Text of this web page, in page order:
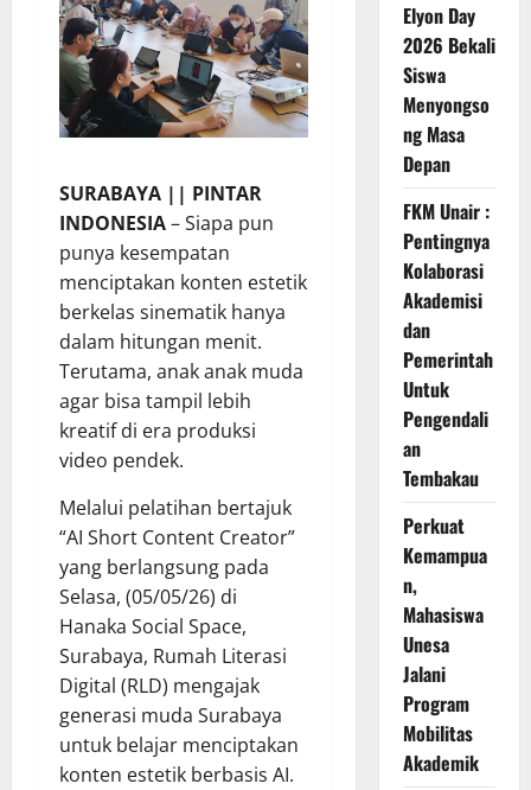
SURABAYA || PINTAR
INDONESIA– Siapa pun
punya kesempatan
menciptakan konten estetik
berkelas sinematik hanya
dalam hitungan menit.
Terutama, anak anak muda
agar bisa tampil lebih
kreatif di era produksi
video pendek.
Melalui pelatihan bertajuk
“AI Short Content Creator”
yang berlangsung pada
Selasa, (05/05/26) di
Hanaka Social Space,
Surabaya, Rumah Literasi
Digital (RLD) mengajak
generasi muda Surabaya
untuk belajar menciptakan
konten estetik berbasis AI.
Elyon Day
2026 Bekali
Siswa
Menyongso
ng Masa
Depan
FKM Unair :
Pentingnya
Kolaborasi
Akademisi
dan
Pemerintah
Untuk
Pengendali
an
Tembakau
Perkuat
Kemampua
n,
Mahasiswa
Unesa
Jalani
Program
Mobilitas
Akademik